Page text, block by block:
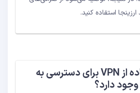
استفاده کنید.
آیا امکان استفاده از VPN برای دسترسی به